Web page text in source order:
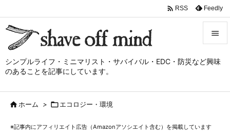
シンプルライフ・ミニマリスト・サバイバル・EDC・防災など興味
のあることを記事にしています。

メニュ
サイド
 RSS Feedly
ホーム > エコロジー・環境
※記事内にアフィリエイト広告（Amazonアソシエイト含む）を掲載しています